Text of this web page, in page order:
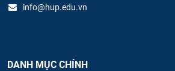
info@hup.edu.vn
DANH MỤC CHÍNH